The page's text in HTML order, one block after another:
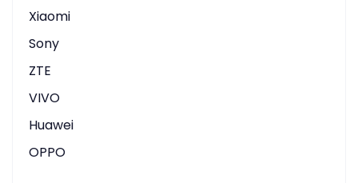
Xiaomi
Sony
ZTE
VIVO
Huawei
OPPO